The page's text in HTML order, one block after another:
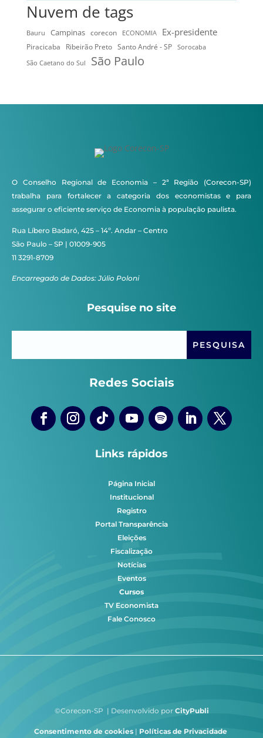
Nuvem de tags
Bauru Campinas corecon ECONOMIA Ex-presidente
Piracicaba Ribeirão Preto Santo André - SP
Sorocaba
São Caetano do Sul
São Paulo
O Conselho Regional de Economia – 2ª Região (Corecon-SP)
trabalha para fortalecer a categoria dos economistas e para
assegurar o eficiente serviço de Economia à população paulista.
Rua Líbero Badaró, 425 – 14º. Andar – Centro
São Paulo – SP | 01009-905
11 3291-8709
Encarregado de Dados: Júlio Poloni
Pesquise no site
Redes Sociais
Links rápidos
Página Inicial
Institucional
Registro
Portal Transparência
Eleições
Fiscalização
Notícias
Eventos
Cursos
TV Economista
Fale Conosco
©Corecon-SP | Desenvolvido por CityPubli
Consentimento de cookies | Políticas de Privacidade